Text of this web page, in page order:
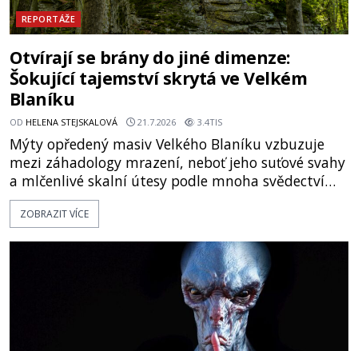
REPORTÁŽE
Otvírají se brány do jiné dimenze:
Šokující tajemství skrytá ve Velkém
Blaníku
OD HELENA STEJSKALOVÁ 21.7.2026 3.4TIS
Mýty opředený masiv Velkého Blaníku vzbuzuje
mezi záhadology mrazení, neboť jeho suťové svahy
a mlčenlivé skalní útesy podle mnoha svědectví
fungují jako anomální zóny, kde selhává lidské
vnímání času i prostoru. Geologické anomálie hory
badatelé zde odkrývají indicie, které propojují
prastaré pohanské kulty, keltské svatyně a zprávy
ZOBRAZIT VÍCE